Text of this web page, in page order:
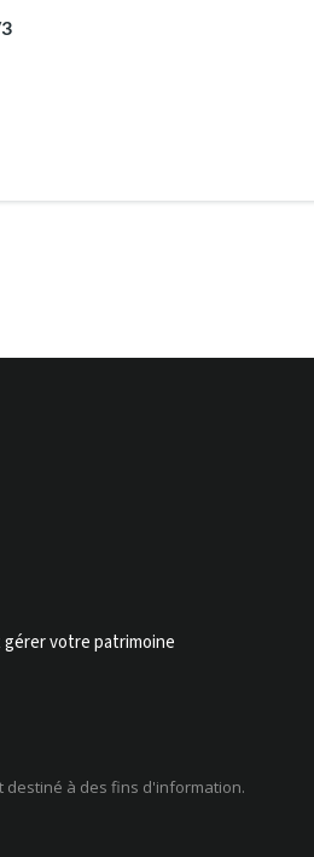
votre patrimoine
destiné à des fins d'information.